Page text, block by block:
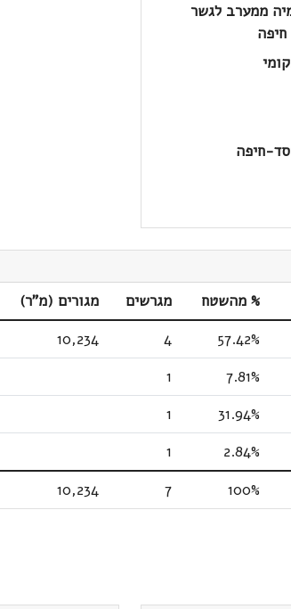
ממערב לגשר
חיפה
חיפה
% מהשטח מגרשים מגורים (מ"ר)
57.42%
4
10,234
7.81%
1
31.94%
1
2.84%
1
100%
7
10,234